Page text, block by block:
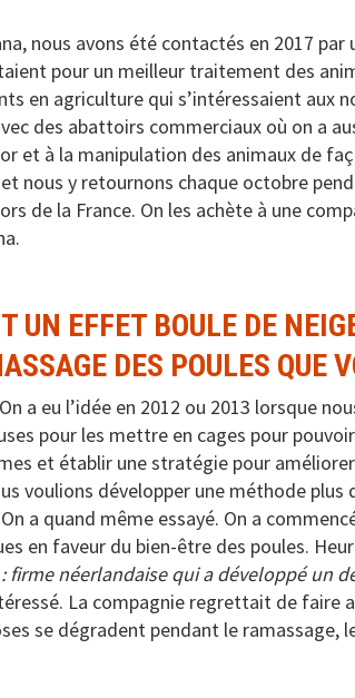
nous avons été contactés en 2017
pour un meilleur traitement des
en agriculture qui s’intéressaient aux
des abattoirs commerciaux où on a
et à la manipulation des animaux de
nous y retournons chaque octobre
de la France. On les achète à une
UN EFFET BOULE DE
DES POULES QUE
On a eu l’idée en 2012 ou 2013 lorsque
pour les mettre en cages pour
et établir une stratégie pour
voulions développer une méthode
a quand même essayé. On a
en faveur du bien-être des poules.
: firme néerlandaise qui a développé un
La compagnie regrettait de faire
se dégradent pendant le ramassage,